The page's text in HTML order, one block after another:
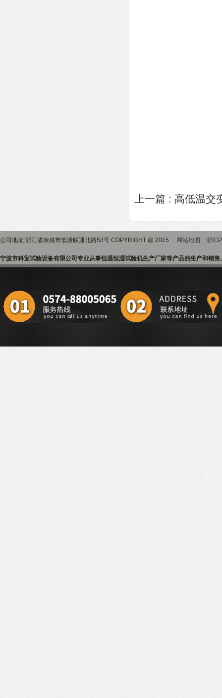
上一篇 : 高低温交
公司地址:浙江省余姚市低塘联通北路53号 COPYRIGHT @ 2015 网站地图 浙
宁波市科宝试验设备有限公司专业从事恒温恒湿试验机生产厂家等产品的生产和销